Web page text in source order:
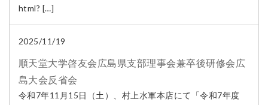
html? […]
2025/11/19
順天堂大学啓友会広島県支部理事会兼卒後研修会広
島大会反省会
令和7年11月15日（土）、村上水軍本店にて「令和7年度